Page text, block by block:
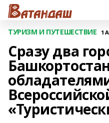
ТУРИЗМ И ПУТЕШЕСТВИЕ 1
Сразу два